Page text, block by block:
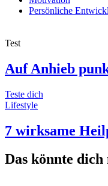
Persönliche
Test
Auf Anhieb
Teste dich
Lifestyle
7 wirksame
Das könnte dich